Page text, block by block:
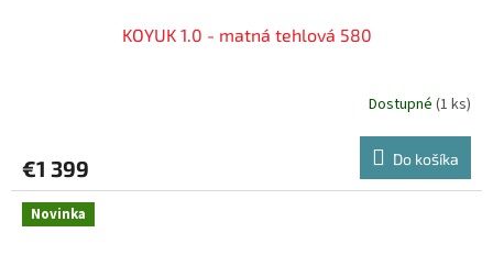
KOYUK 1.0 - matná tehlová 580
Dostupné (1 ks)
€1 399 Do košíka
Novinka